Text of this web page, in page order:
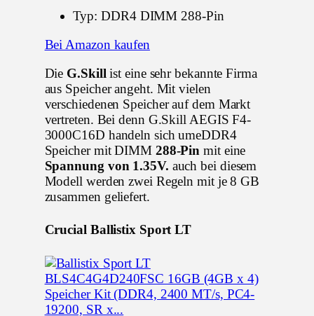
Typ: DDR4 DIMM 288-Pin
Bei Amazon kaufen
Die G.Skill ist eine sehr bekannte Firma
aus Speicher angeht. Mit vielen
verschiedenen Speicher auf dem Markt
vertreten. Bei denn G.Skill AEGIS F4-
3000C16D handeln sich umeDDR4
Speicher mit DIMM 288-Pin mit eine
Spannung von 1.35V. auch bei diesem
Modell werden zwei Regeln mit je 8 GB
zusammen geliefert.
Crucial Ballistix Sport LT